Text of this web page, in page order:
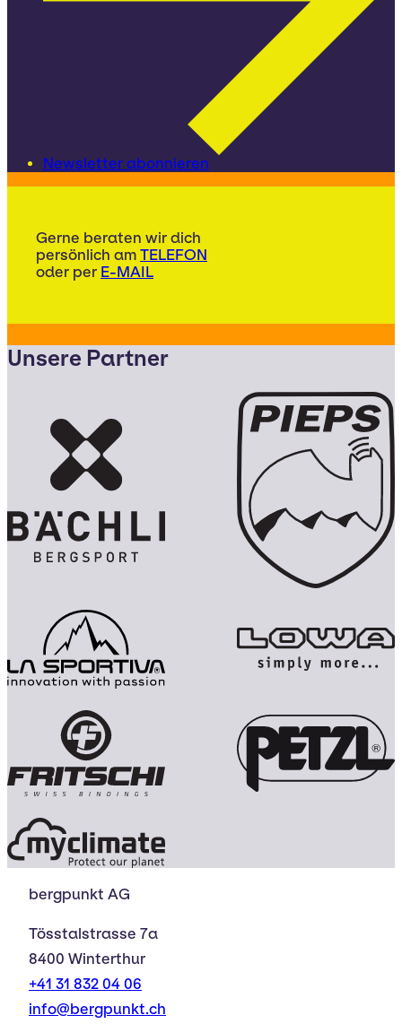
Newsletter abonnieren
Gerne beraten wir dich
persönlich am TELEFON
oder per E-MAIL
Unsere Partner
bergpunkt AG
Tösstalstrasse 7a
8400 Winterthur
+41 31 832 04 06
info@bergpunkt.ch